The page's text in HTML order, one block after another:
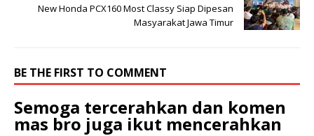
New Honda PCX160 Most Classy Siap Dipesan
Masyarakat Jawa Timur
BE THE FIRST TO COMMENT
Semoga tercerahkan dan komen
mas bro juga ikut mencerahkan